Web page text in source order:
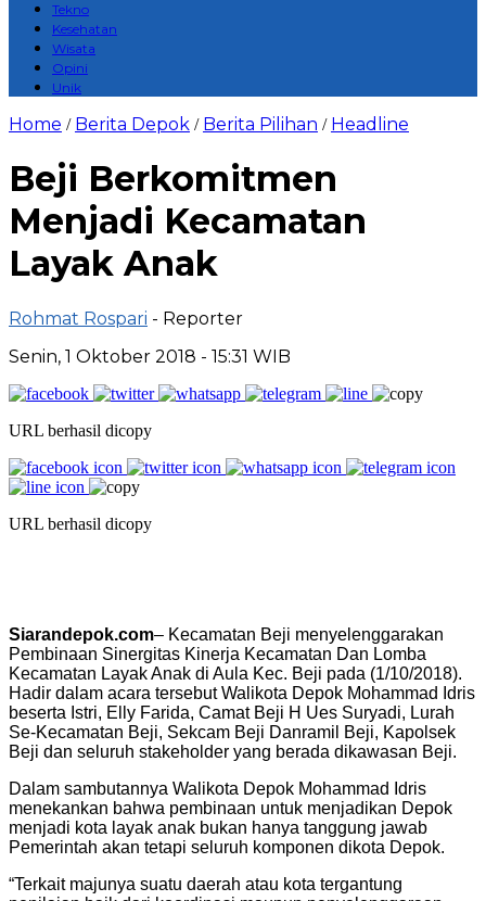
Tekno
Kesehatan
Wisata
Opini
Unik
Home / Berita Depok / Berita Pilihan / Headline
Beji Berkomitmen
Menjadi Kecamatan
Layak Anak
Rohmat Rospari - Reporter
Senin, 1 Oktober 2018 - 15:31 WIB
URL berhasil dicopy
URL berhasil dicopy
Siarandepok.com– Kecamatan Beji menyelenggarakan
Pembinaan Sinergitas Kinerja Kecamatan Dan Lomba
Kecamatan Layak Anak di Aula Kec. Beji pada (1/10/2018).
Hadir dalam acara tersebut Walikota Depok Mohammad Idris
beserta Istri, Elly Farida, Camat Beji H Ues Suryadi, Lurah
Se-Kecamatan Beji, Sekcam Beji Danramil Beji, Kapolsek
Beji dan seluruh stakeholder yang berada dikawasan Beji.
Dalam sambutannya Walikota Depok Mohammad Idris
menekankan bahwa pembinaan untuk menjadikan Depok
menjadi kota layak anak bukan hanya tanggung jawab
Pemerintah akan tetapi seluruh komponen dikota Depok.
“Terkait majunya suatu daerah atau kota tergantung